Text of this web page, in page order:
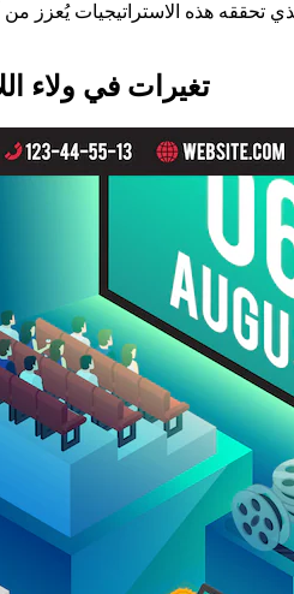
تحققه هذه الاستراتيجيات يُعزز
تغيرات في ولاء